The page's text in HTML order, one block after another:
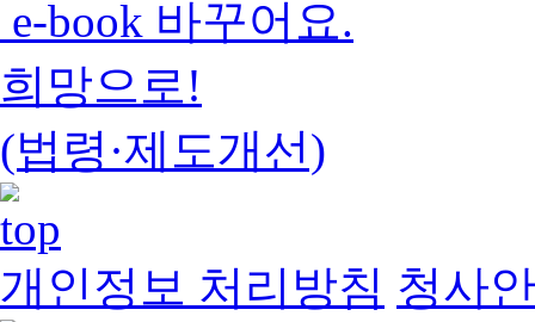
e-book 바꾸어요.
희망으로!
(법령·제도개선)
개인정보 처리방침 청사